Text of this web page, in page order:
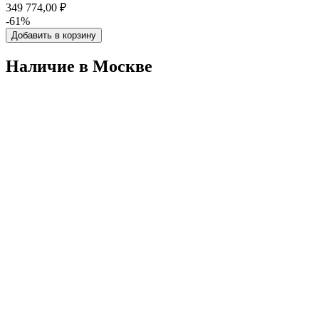
349 774,00 ₽
-61%
Добавить в корзину
Наличие в Москвe